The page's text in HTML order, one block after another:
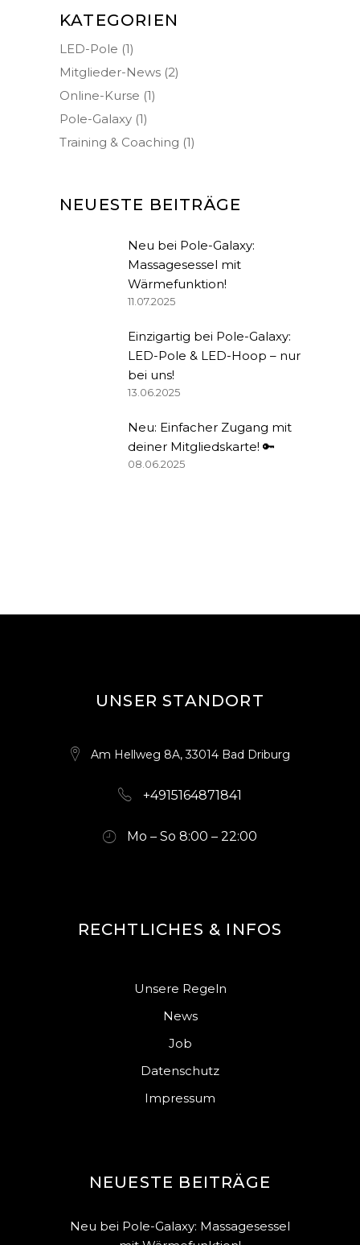
KATEGORIEN
LED-Pole (1)
Mitglieder-News (2)
Online-Kurse (1)
Pole-Galaxy (1)
Training & Coaching (1)
NEUESTE BEITRÄGE
Neu bei Pole-Galaxy:
Massagesessel mit
Wärmefunktion!
11.07.2025
Einzigartig bei Pole-Galaxy:
LED-Pole & LED-Hoop – nur
bei uns!
13.06.2025
Neu: Einfacher Zugang mit
deiner Mitgliedskarte! 🔑
08.06.2025
UNSER STANDORT
Am Hellweg 8A, 33014 Bad Driburg
+4915164871841
Mo – So 8:00 – 22:00
RECHTLICHES & INFOS
Unsere Regeln
News
Job
Datenschutz
Impressum
NEUESTE BEITRÄGE
Neu bei Pole-Galaxy: Massagesessel